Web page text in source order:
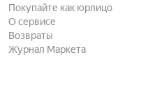
Покупайте как юрлицо
О сервисе
Возвраты
Журнал Маркета